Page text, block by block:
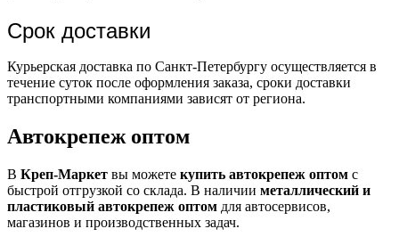
Срок доставки
Курьерская доставка по Санкт-Петербургу осуществляется в
течение суток после оформления заказа, сроки доставки
транспортными компаниями зависят от региона.
Автокрепеж оптом
В Креп-Маркет вы можете купить автокрепеж оптом с
быстрой отгрузкой со склада. В наличии металлический и
пластиковый автокрепеж оптом для автосервисов,
магазинов и производственных задач.